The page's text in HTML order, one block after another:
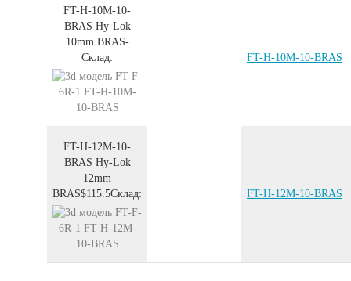
FT-H-10M-10-
BRAS Hy-Lok
10mmBRAS-
Склад:
FT-H-10M-10-BRAS
FT-H-12M-10-
BRAS Hy-Lok
12mm
BRAS$115.5Склад: FT-H-12M-10-BRAS